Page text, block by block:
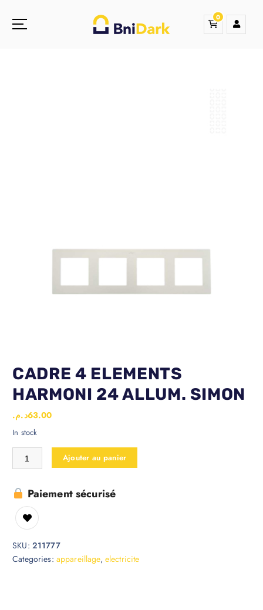
0
CADRE 4 ELEMENTS
HARMONI 24 ALLUM. SIMON
63.00د.م.
In stock
Ajouter au panier
Paiement sécurisé
SKU: 211777
Categories: appareillage, electricite